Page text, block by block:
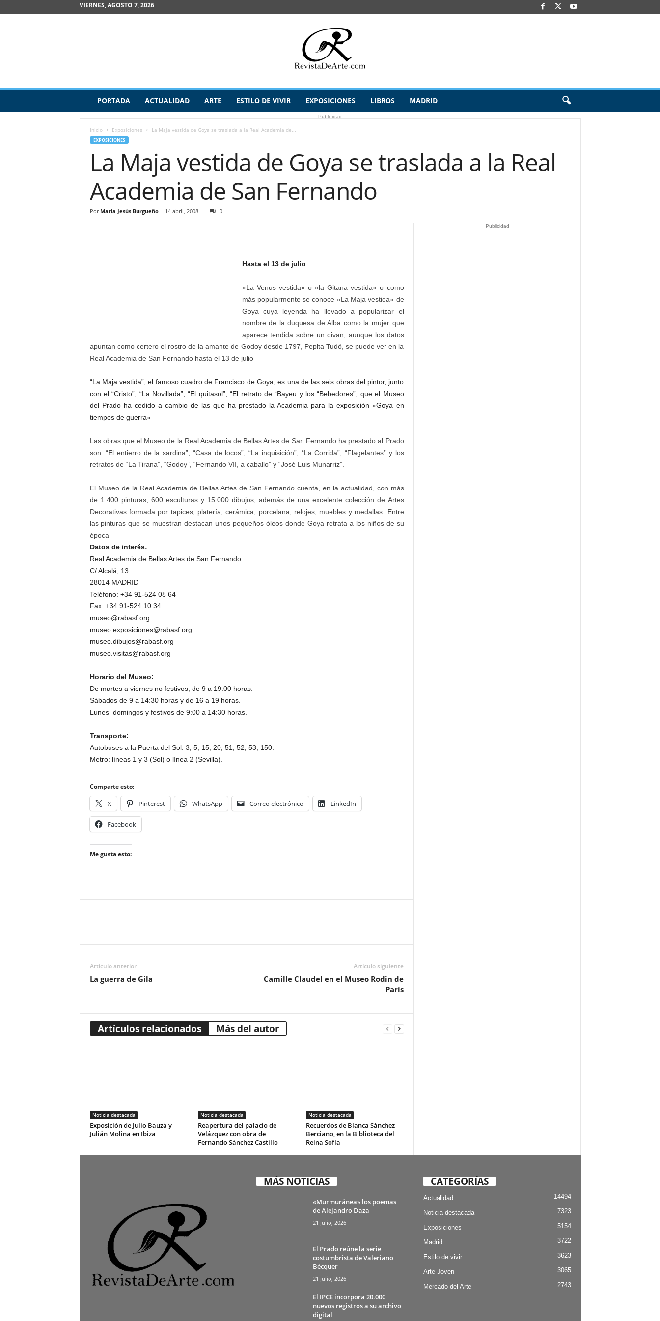
VIERNES, AGOSTO 7, 2026
v
PORTADA ACTUALIDAD ARTE ESTILO DE VIVIR EXPOSICIONES LIBROS MADRID
Publicidad
Inicio Exposiciones La Maja vestida de Goya se traslada a la Real Academia de...
EXPOSICIONES
La Maja vestida de Goya se traslada a la Real
Academia de San Fernando
Por María Jesús Burgueño- 14 abril, 2008 0
Hasta el 13 de julio
«La Venus vestida» o «la Gitana vestida» o como
más popularmente se conoce «La Maja vestida» de
Goya cuya leyenda ha llevado a popularizar el
nombre de la duquesa de Alba como la mujer que
aparece tendida sobre un divan, aunque los datos
apuntan como certero el rostro de la amante de Godoy desde 1797, Pepita Tudó, se puede ver en la
Real Academia de San Fernando hasta el 13 de julio
“La Maja vestida”, el famoso cuadro de Francisco de Goya, es una de las seis obras del pintor, junto
con el “Cristo”, “La Novillada”, “El quitasol”, “El retrato de “Bayeu y los “Bebedores”, que el Museo
del Prado ha cedido a cambio de las que ha prestado la Academia para la exposición «Goya en
tiempos de guerra»
Las obras que el Museo de la Real Academia de Bellas Artes de San Fernando ha prestado al Prado
son: “El entierro de la sardina”, “Casa de locos”, “La inquisición”, “La Corrida”, “Flagelantes” y los
retratos de “La Tirana”, “Godoy”, “Fernando VII, a caballo” y “José Luis Munarriz”.
El Museo de la Real Academia de Bellas Artes de San Fernando cuenta, en la actualidad, con más
de 1.400 pinturas, 600 esculturas y 15.000 dibujos, además de una excelente colección de Artes
Decorativas formada por tapices, platería, cerámica, porcelana, relojes, muebles y medallas. Entre
las pinturas que se muestran destacan unos pequeños óleos donde Goya retrata a los niños de su
época.
Datos de interés:
Real Academia de Bellas Artes de San Fernando
C/ Alcalá, 13
28014 MADRID
Teléfono: +34 91-524 08 64
Fax: +34 91-524 10 34
museo@rabasf.org
museo.exposiciones@rabasf.org
museo.dibujos@rabasf.org
museo.visitas@rabasf.org
Horario del Museo:
De martes a viernes no festivos, de 9 a 19:00 horas.
Sábados de 9 a 14:30 horas y de 16 a 19 horas.
Lunes, domingos y festivos de 9:00 a 14:30 horas.
Transporte:
Autobuses a la Puerta del Sol: 3, 5, 15, 20, 51, 52, 53, 150.
Metro: líneas 1 y 3 (Sol) o línea 2 (Sevilla).
Comparte esto:
X Pinterest WhatsApp Correo electrónico LinkedIn
Facebook
Me gusta esto:
Artículo anterior
La guerra de Gila
Artículo siguiente
Camille Claudel en el Museo Rodin de
París
Artículos relacionados Más del autor
Noticia destacada
Exposición de Julio Bauzá y
Julián Molina en Ibiza
Noticia destacada
Reapertura del palacio de
Velázquez con obra de
Fernando Sánchez Castillo
Noticia destacada
Recuerdos de Blanca Sánchez
Berciano, en la Biblioteca del
Reina Sofía
Publicidad
MÁS NOTICIAS
«Murmuránea» los poemas
de Alejandro Daza
21 julio, 2026
El Prado reúne la serie
costumbrista de Valeriano
Bécquer
21 julio, 2026
El IPCE incorpora 20.000
nuevos registros a su archivo
digital
CATEGORÍAS
Actualidad 14494
Noticia destacada 7323
Exposiciones 5154
Madrid 3722
Estilo de vivir 3623
Arte Joven 3065
Mercado del Arte 2743